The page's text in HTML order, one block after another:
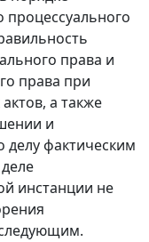
права и
права при
а также
и
делу фактическим
инстанции не